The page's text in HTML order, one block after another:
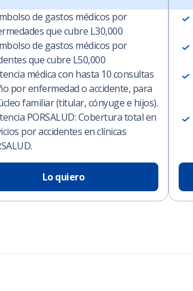
de gastos médicos por
que cubre L30,000
de gastos médicos por
que cubre L50,000
médica con hasta 10 consultas
por enfermedad o accidente, para
familiar (titular, cónyuge e hijos).
PORSALUD: Cobertura total en
por accidentes en clínicas
Lo quiero